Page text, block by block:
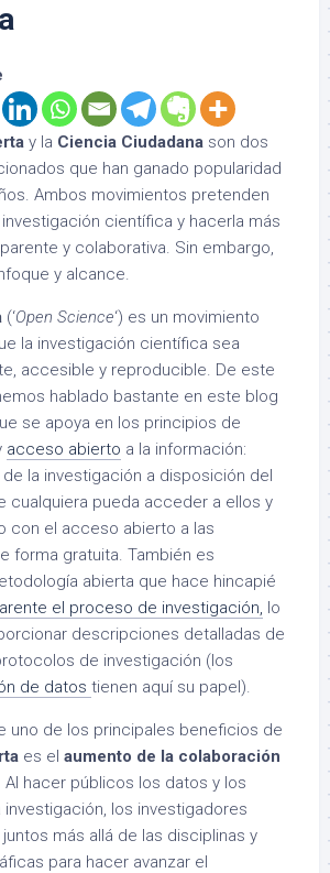
y la Ciencia Ciudadana son dos
que han ganado popularidad
Ambos movimientos pretenden
científica y hacerla más
y colaborativa. Sin embargo,
y alcance.
(‘Open Science‘) es un movimiento
la investigación científica sea
accesible y reproducible. De este
hablado bastante en este blog
se apoya en los principios de
acceso abierto a la información:
la investigación a disposición del
cualquiera pueda acceder a ellos y
con el acceso abierto a las
forma gratuita. También es
abierta que hace hincapié
el proceso de investigación, lo
descripciones detalladas de
de investigación (los
de datos tienen aquí su papel).
uno de los principales beneficios de
es el aumento de la colaboración
Al hacer públicos los datos y los
los investigadores
más allá de las disciplinas y
para hacer avanzar el